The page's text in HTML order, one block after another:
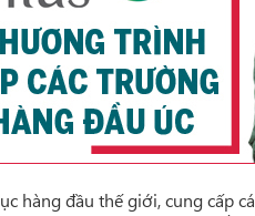
hàng đầu thế giới, cung cấp